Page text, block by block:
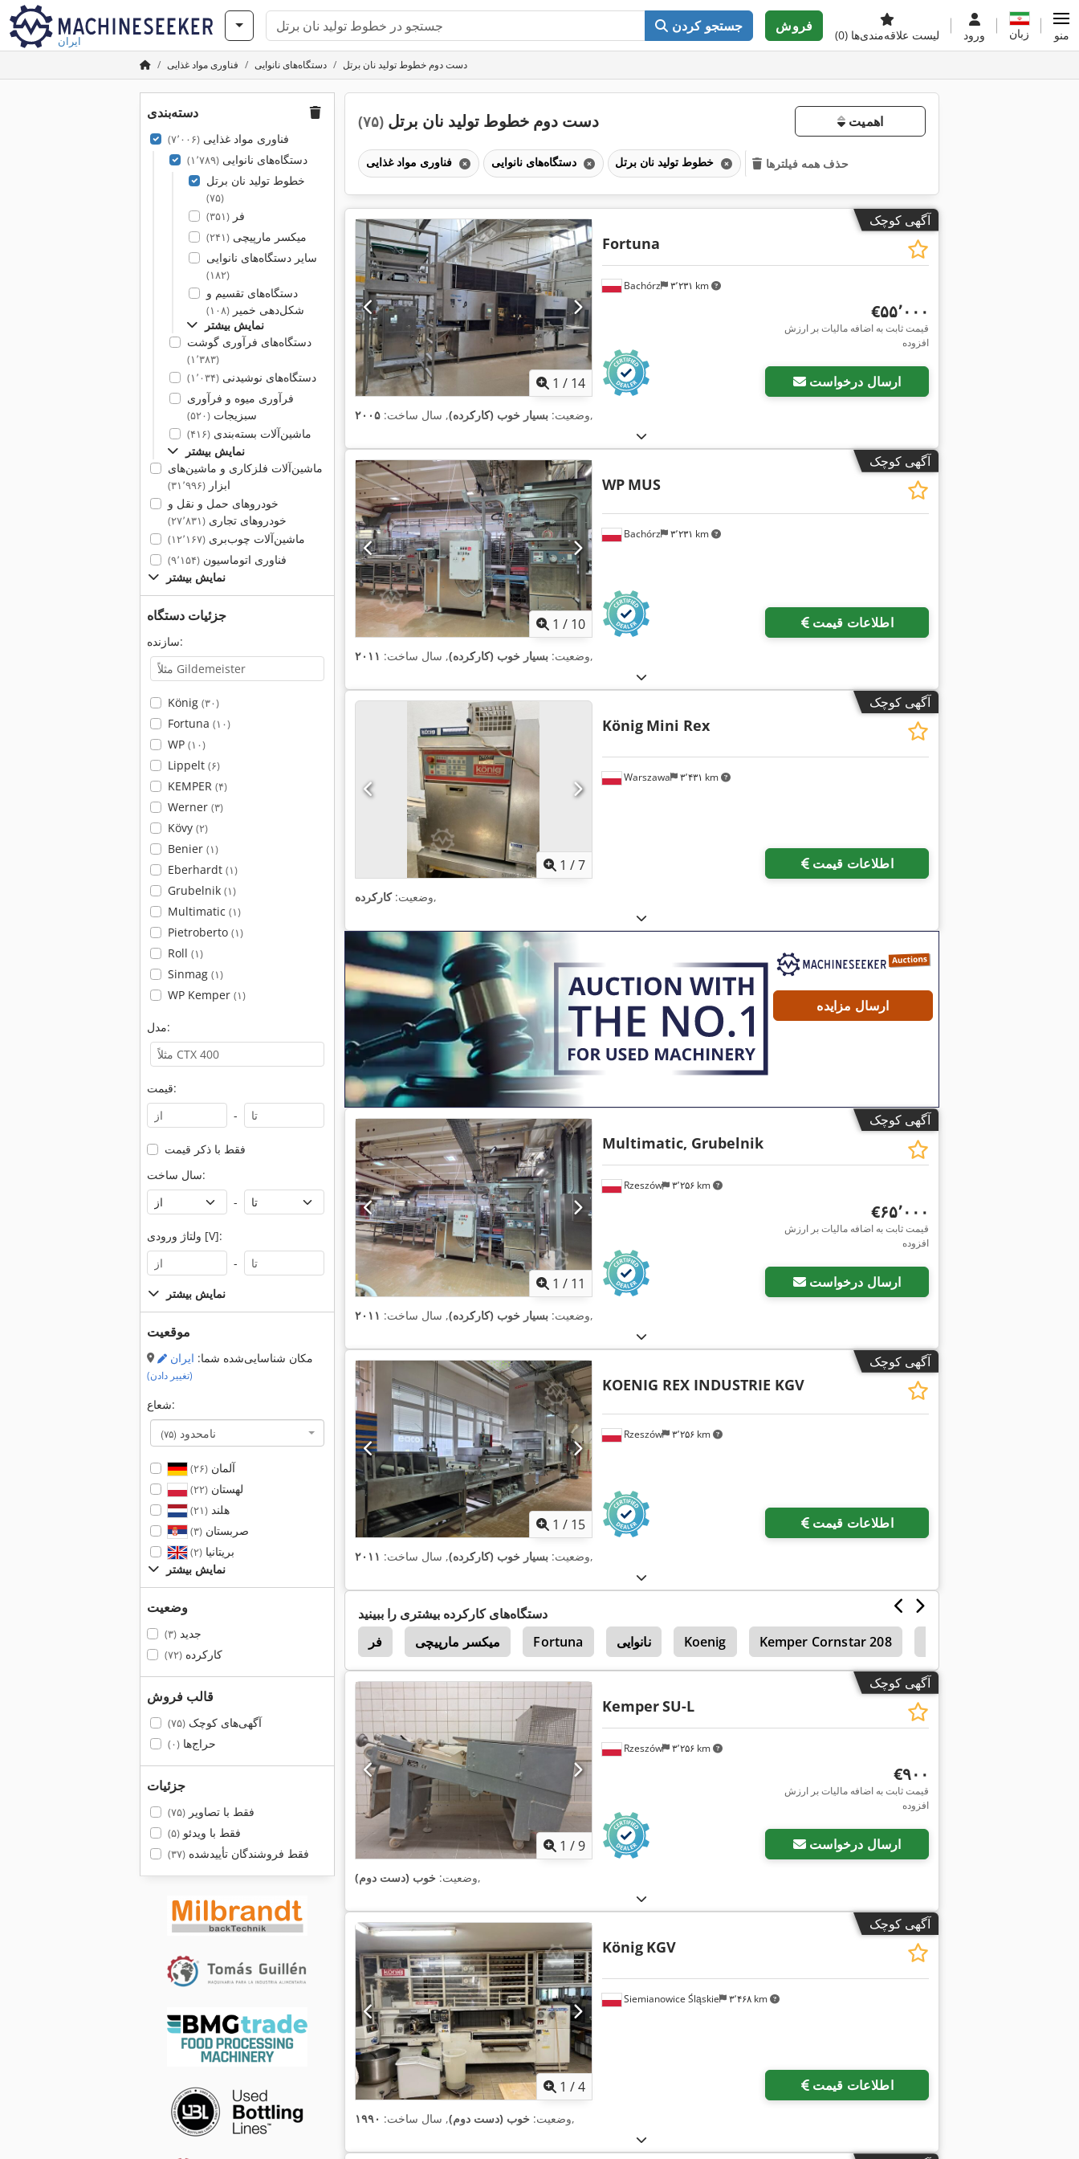
ایران
جستجو کردن فروش
لیست علاقه‌مندی‌ها (0) ورود زبان منو
فناوری مواد غذایی دستگاه‌های نانوایی دست دوم خطوط تولید نان برتل
دسته‌بندی
فناوری مواد غذایی(۷٬۰۰۶)
دستگاه‌های نانوایی(۱٬۷۸۹)
خطوط تولید نان برتل
(۷۵)
فر(۳۵۱)
میکسر مارپیچی(۲۴۱)
سایر دستگاه‌های نانوایی
(۱۸۲)
دستگاه‌های تقسیم و
شکل‌دهی خمیر(۱۰۸)
نمایش بیشتر
دستگاه‌های فرآوری گوشت
(۱٬۳۸۳)
دستگاه‌های نوشیدنی(۱٬۰۳۴)
فرآوری میوه و فرآوری
سبزیجات(۵۲۰)
ماشین‌آلات بسته‌بندی(۴۱۶)
نمایش بیشتر
ماشین‌آلات فلزکاری و ماشین‌های
ابزار(۳۱٬۹۹۶)
خودروهای حمل و نقل و
خودروهای تجاری(۲۷٬۸۳۱)
ماشین‌آلات چوب‌بری(۱۲٬۱۶۷)
فناوری اتوماسیون(۹٬۱۵۴)
نمایش بیشتر
جزئیات دستگاه
سازنده:
König (۳۰)
Fortuna (۱۰)
WP (۱۰)
Lippelt (۶)
KEMPER (۴)
Werner (۳)
Kövy (۲)
Benier (۱)
Eberhardt (۱)
Grubelnik (۱)
Multimatic (۱)
Pietroberto (۱)
Roll (۱)
Sinmag (۱)
WP Kemper (۱)
مدل:
قیمت:
-
فقط با ذکر قیمت
سال ساخت:
-
ولتاژ ورودی [V]:
-
نمایش بیشتر
موقعیت
مکان شناسایی‌شده شما: ایران
(تغییر دادن)
شعاع:
نامحدود (۷۵)
آلمان(۲۶)
لهستان(۲۲)
هلند(۲۱)
صربستان(۳)
بریتانیا(۲)
نمایش بیشتر
وضعیت
جدید(۳)
کارکرده(۷۲)
قالب فروش
آگهی‌های کوچک(۷۵)
حراج‌ها(۰)
جزئیات
فقط با تصاویر(۷۵)
فقط با ویدئو(۵)
فقط فروشندگان تأییدشده(۳۷)
دست دوم خطوط تولید نان برتل (۷۵) اهمیت
فناوری مواد غذایی دستگاه‌های نانوایی حذف همه فیلترها
آگهی کوچک
1 / 14
Bachórz ۳٬۲۳۱ km
Fortuna
‎€۵۵٬۰۰۰
قیمت ثابت به اضافه مالیات بر ارزش
افزوده
ارسال درخواست
وضعیت: بسیار خوب (کارکرده), سال ساخت: ۲۰۰۵ ,
آگهی کوچک
1 / 10
Bachórz ۳٬۲۳۱ km
WP MUS
اطلاعات قیمت
وضعیت: بسیار خوب (کارکرده), سال ساخت: ۲۰۱۱ ,
آگهی کوچک
1 /7
Warszawa ۳٬۴۳۱ km
König Mini Rex
اطلاعات قیمت
وضعیت:کارکرده ,
ارسال مزایده
آگهی کوچک
1 / 11
Rzeszów ۳٬۲۵۶ km
Multimatic, Grubelnik
‎€۶۵٬۰۰۰
قیمت ثابت به اضافه مالیات بر ارزش
افزوده
ارسال درخواست
وضعیت: بسیار خوب (کارکرده), سال ساخت: ۲۰۱۱ ,
آگهی کوچک
1 / 15
Rzeszów ۳٬۲۵۶ km
KOENIG REX INDUSTRIE KGV
اطلاعات قیمت
وضعیت: بسیار خوب (کارکرده), سال ساخت: ۲۰۱۱ ,
دستگاه‌های کارکرده بیشتری را ببینید
فر
میکسر مارپیچی Fortuna نانوایی Koenig Kemper Cornstar 208
Kemper 64100
آگهی کوچک
1 /9
Rzeszów ۳٬۲۵۶ km
KemperSU-L
‎€۹۰۰
قیمت ثابت به اضافه مالیات بر ارزش
افزوده
ارسال درخواست
وضعیت: خوب (دست دوم) ,
آگهی کوچک
1 /4
Siemianowice Śląskie ۳٬۴۶۸ km
König KGV
اطلاعات قیمت
وضعیت: خوب (دست دوم), سال ساخت: ۱۹۹۰ ,